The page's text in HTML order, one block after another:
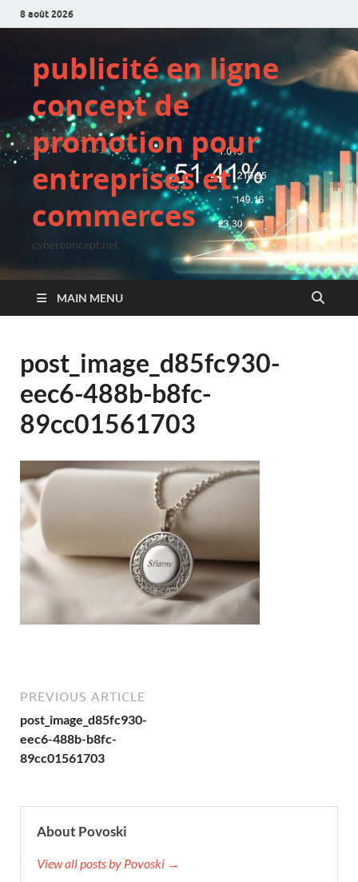
8 août 2026
publicité en ligne
concept de
promotion pour
entreprises et
commerces
cyberconcept.net
MAIN MENU
post_image_d85fc930-
eec6-488b-b8fc-
89cc01561703
PREVIOUS ARTICLE
post_image_d85fc930-
eec6-488b-b8fc-
89cc01561703
About Povoski
View all posts by Povoski →